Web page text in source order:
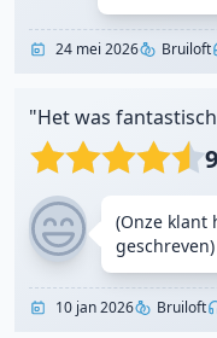
24 mei 2026 Bruiloft
"Het was
(Onze klant
geschreven)
10 jan 2026 Bruiloft